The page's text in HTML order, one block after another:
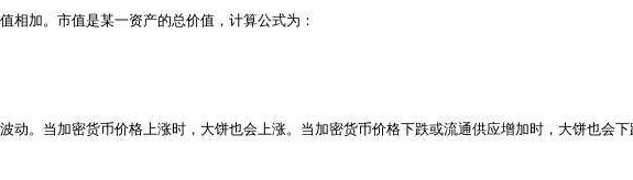
相加。市值是某一资产的总价值，计算公式为：
动。当加密货币价格上涨时，大饼也会上涨。当加密货币价格下跌或流通供应增加时，大饼也会下